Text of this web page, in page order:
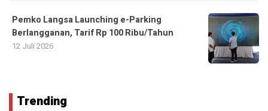
Pemko Langsa Launching e-Parking
Berlangganan, Tarif Rp 100 Ribu/Tahun
12 Juli 2026
Trending